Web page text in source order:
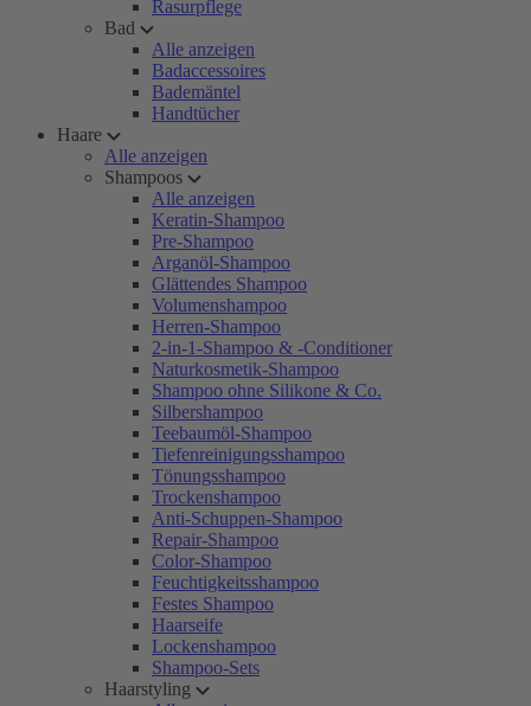
Rasurpflege
Bad
Alle anzeigen
Badaccessoires
Bademäntel
Handtücher
Haare
Alle anzeigen
Shampoos
Alle anzeigen
Keratin-Shampoo
Pre-Shampoo
Arganöl-Shampoo
Glättendes Shampoo
Volumenshampoo
Herren-Shampoo
2-in-1-Shampoo & -Conditioner
Naturkosmetik-Shampoo
Shampoo ohne Silikone & Co.
Silbershampoo
Teebaumöl-Shampoo
Tiefenreinigungsshampoo
Tönungsshampoo
Trockenshampoo
Anti-Schuppen-Shampoo
Repair-Shampoo
Color-Shampoo
Feuchtigkeitsshampoo
Festes Shampoo
Haarseife
Lockenshampoo
Shampoo-Sets
Haarstyling